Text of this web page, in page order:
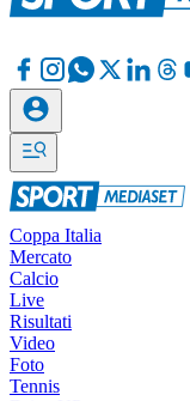
Coppa Italia
Mercato
Calcio
Live
Risultati
Video
Foto
Tennis